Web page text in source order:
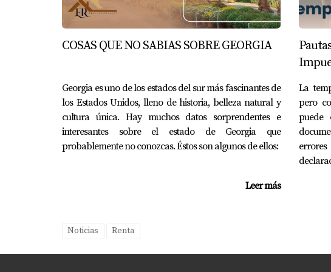
CONCLUSIÓN
El auge del turismo ha transformado el mercado de
mucho que ganar al adaptarse a estas nuevas
emocionantes. Si estás pensando en invertir o alquilar
necesitas asesoramiento sobre cómo navegar por este
para ayudarte a tomar decisiones informadas y exitosas.
PREGUNTAS FRECUENTES
¿Cuál es la mejor plataforma para listar mi
Es importante analizar la competencia local y ajustar tus
COSAS QUE NO SABIAS SOBRE GEORGIA
Georgia es uno de los estados del sur más fascinantes de
los Estados Unidos, lleno de historia, belleza natural y
cultura única. Hay muchos datos sorprendentes e
interesantes sobre el estado de Georgia que
probablemente no conozcas. Éstos son algunos de ellos:
Leer más
La
pero
puede
Noticias Renta